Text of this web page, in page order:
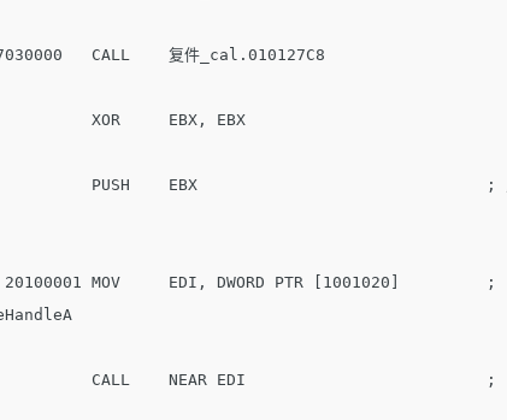
CALL    复件_cal.010127C8
XOR     EBX, EBX
PUSH    EBX
MOV     EDI, DWORD PTR [1001020]         ;
CALL    NEAR EDI                         ;